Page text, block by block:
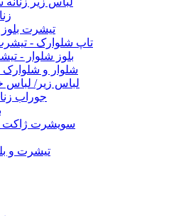
تیشرت بلوز
تاپ شلوارک -
بلوز شلوار -
شلوار و
لباس زیر/ لباس
جوراب
سویشرت ژاکت
تیشرت و